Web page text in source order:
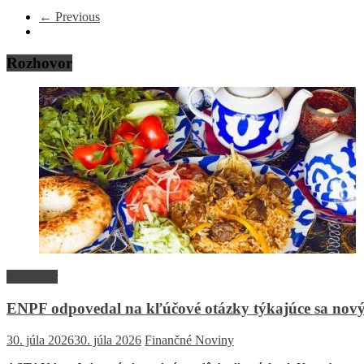
← Previous
Rozhovor
ENPF odpovedal na kľúčové otázky týkajúce sa
30. júla 202630. júla 2026 Finančné Noviny